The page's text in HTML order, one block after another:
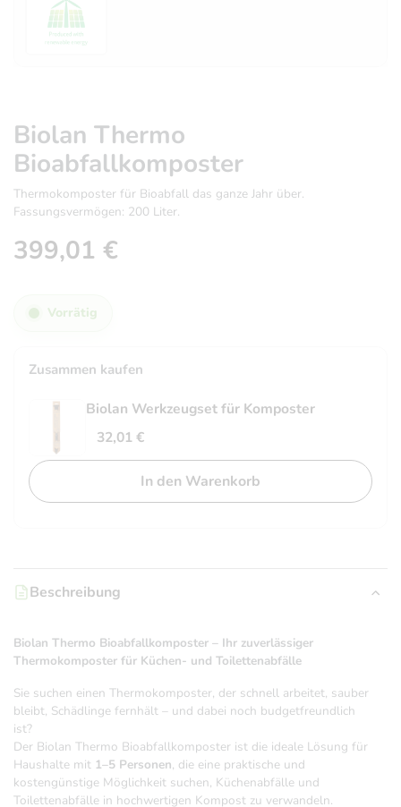
Biolan Thermo
Bioabfallkomposter
Thermokomposter für Bioabfall das ganze Jahr über.
Fassungsvermögen: 200 Liter.
399,01 €
Zusammen kaufen
Biolan Werkzeugset für Komposter
32,01€
In den Warenkorb
Vorrätig
Beschreibung
Biolan Thermo Bioabfallkomposter – Ihr zuverlässiger
Thermokomposter für Küchen- und Toilettenabfälle
Sie suchen einen Thermokomposter, der schnell arbeitet, sauber
bleibt, Schädlinge fernhält – und dabei noch budgetfreundlich
ist?
Der Biolan Thermo Bioabfallkomposter ist die ideale Lösung für
Haushalte mit 1–5 Personen, die eine praktische und
kostengünstige Möglichkeit suchen, Küchenabfälle und
Toilettenabfälle in hochwertigen Kompost zu verwandeln.